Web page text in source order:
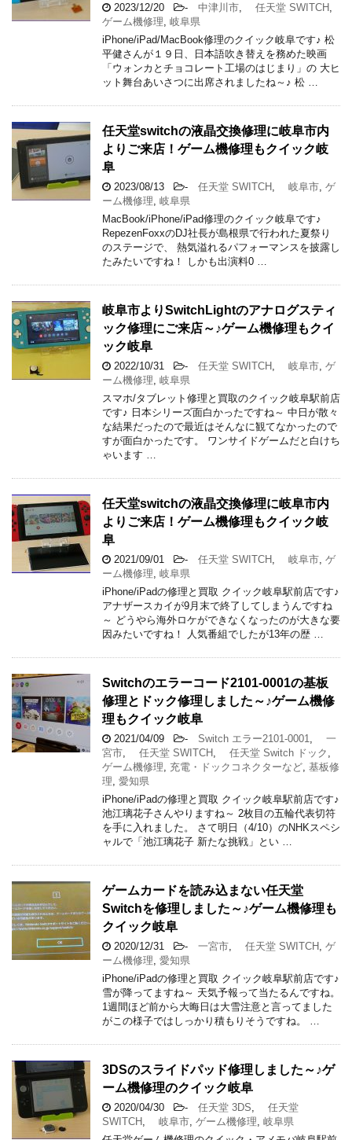
2023/12/20 - 中津川市, 任天堂 SWITCH ,
ゲーム機修理, 岐阜県
iPhone/iPad/MacBook修理のクイック岐阜です♪ 松
平健さんが１９日、日本語吹き替えを務めた映画
「ウォンカとチョコレート工場のはじまり」の 大ヒ
ット舞台あいさつに出席されましたね～♪ 松 …
任天堂switchの液晶交換修理に岐阜市内
よりご来店！ゲーム機修理もクイック岐
阜
2023/08/13 - 任天堂 SWITCH , 岐阜市, ゲ
ーム機修理, 岐阜県
MacBook/iPhone/iPad修理のクイック岐阜です♪
RepezenFoxxのDJ社長が島根県で行われた夏祭り
のステージで、 熱気溢れるパフォーマンスを披露し
たみたいですね！ しかも出演料0 …
岐阜市よりSwitchLightのアナログスティ
ック修理にご来店～♪ゲーム機修理もクイ
ック岐阜
2022/10/31 - 任天堂 SWITCH , 岐阜市, ゲ
ーム機修理, 岐阜県
スマホ/タブレット修理と買取のクイック岐阜駅前店
です♪ 日本シリーズ面白かったですね～ 中日が散々
な結果だったので最近はそんなに観てなかったので
すが面白かったです。 ワンサイドゲームだと白けち
ゃいます …
任天堂switchの液晶交換修理に岐阜市内
よりご来店！ゲーム機修理もクイック岐
阜
2021/09/01 - 任天堂 SWITCH , 岐阜市, ゲ
ーム機修理, 岐阜県
iPhone/iPadの修理と買取 クイック岐阜駅前店です♪
アナザースカイが9月末で終了してしまうんですね
～ どうやら海外ロケができなくなったのが大きな要
因みたいですね！ 人気番組でしたが13年の歴 …
Switchのエラーコード2101-0001の基板
修理とドック修理しました～♪ゲーム機修
理もクイック岐阜
2021/04/09 - Switch エラー2101-0001,
一
宮市, 任天堂 SWITCH , 任天堂 Switch ドック ,
ゲーム機修理, 充電・ドックコネクターなど, 基板修
理, 愛知県
iPhone/iPadの修理と買取 クイック岐阜駅前店です♪
池江璃花子さんやりますね～ 2枚目の五輪代表切符
を手に入れました。 さて明日（4/10）のNHKスペシ
ャルで「池江璃花子 新たな挑戦」とい …
ゲームカードを読み込まない任天堂
Switchを修理しました～♪ゲーム機修理も
クイック岐阜
2020/12/31 - 一宮市, 任天堂 SWITCH , ゲ
ーム機修理, 愛知県
iPhone/iPadの修理と買取 クイック岐阜駅前店です♪
雪が降ってますね～ 天気予報って当たるんですね。
1週間ほど前から大晦日は大雪注意と言ってました
がこの様子ではしっかり積もりそうですね。 …
3DSのスライドパッド修理しました～♪ゲ
ーム機修理のクイック岐阜
2020/04/30 - 任天堂 3DS,
任天堂
SWITCH , 岐阜市, ゲーム機修理, 岐阜県